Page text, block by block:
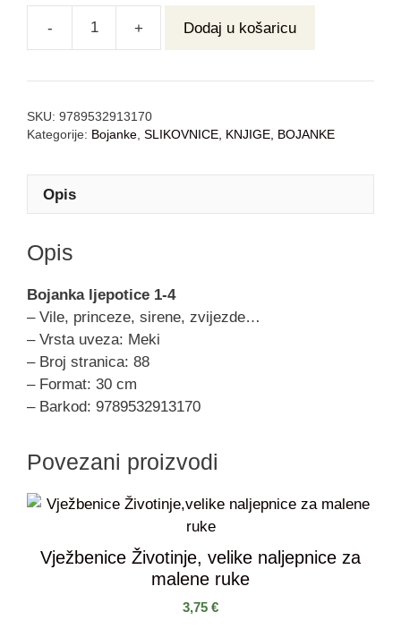
- + Dodaj u košaricu
SKU: 9789532913170
Kategorije: Bojanke, SLIKOVNICE, KNJIGE, BOJANKE
Opis
Opis
Bojanka ljepotice 1-4
– Vile, princeze, sirene, zvijezde…
– Vrsta uveza: Meki
– Broj stranica: 88
– Format: 30 cm
– Barkod: 9789532913170
Povezani proizvodi
Vježbenice Životinje, velike naljepnice za
malene ruke
3,75 €